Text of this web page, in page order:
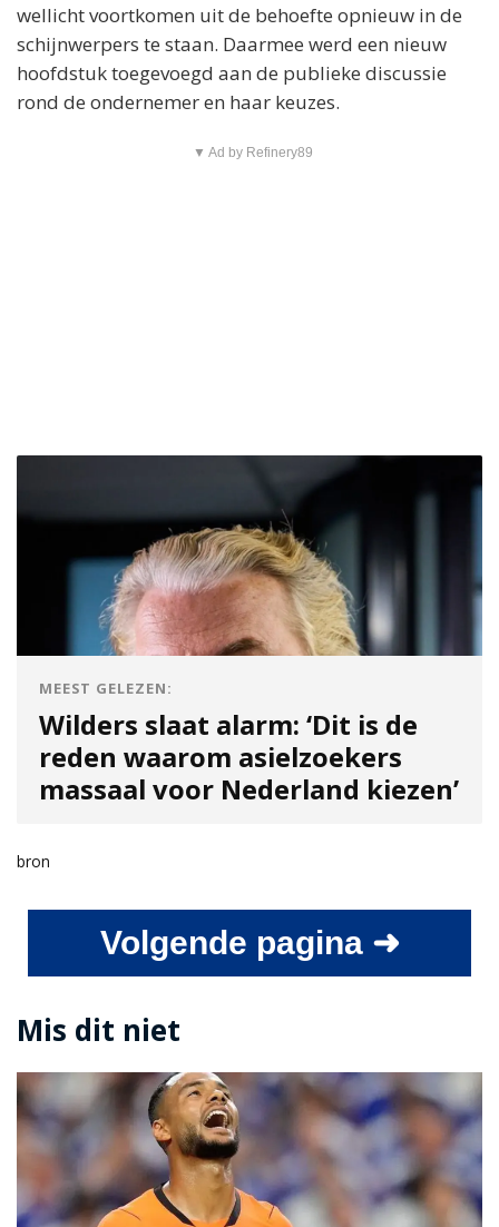
wellicht voortkomen uit de behoefte opnieuw in de
schijnwerpers te staan. Daarmee werd een nieuw
hoofdstuk toegevoegd aan de publieke discussie
rond de ondernemer en haar keuzes.
▼ Ad by Refinery89
MEEST GELEZEN:
Wilders slaat alarm: ‘Dit is de
reden waarom asielzoekers
massaal voor Nederland kiezen’
bron
Volgende pagina ➜
Mis dit niet